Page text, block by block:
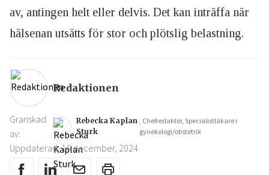
av, antingen helt eller delvis. Det kan inträffa när
hälsenan utsätts för stor och plötslig belastning.
Redaktionen
Granskad
av:
Rebecka Kaplan
Sturk
, Chefredaktör, Specialistläkare i
gynekologi/obstetrik
Uppdaterad: 16 december, 2024